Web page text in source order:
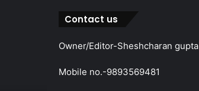
Contact us
Owner/Editor-Sheshcharan gupta
Mobile no.-9893569481